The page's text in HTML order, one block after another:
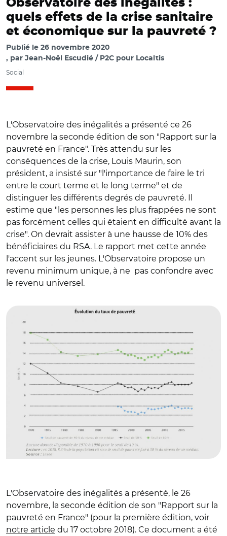
Observatoire des inégalités :
quels effets de la crise sanitaire
et économique sur la pauvreté ?
Publié le 26 novembre 2020
par Jean-Noël Escudié / P2C pour Localtis
Social
L'Observatoire des inégalités a présenté ce 26
novembre la seconde édition de son "Rapport sur la
pauvreté en France". Très attendu sur les
conséquences de la crise, Louis Maurin, son
président, a insisté sur "l'importance de faire le tri
entre le court terme et le long terme" et de
distinguer les différents degrés de pauvreté. Il
estime que "les personnes les plus frappées ne sont
pas forcément celles qui étaient en difficulté avant la
crise". On devrait assister à une hausse de 10% des
bénéficiaires du RSA. Le rapport met cette année
l'accent sur les jeunes. L'Observatoire propose un
revenu minimum unique, à ne pas confondre avec
le revenu universel.
L'Observatoire des inégalités a présenté, le 26
novembre, la seconde édition de son "Rapport sur la
pauvreté en France" (pour la première édition, voir
notre article du 17 octobre 2018). Ce document a été